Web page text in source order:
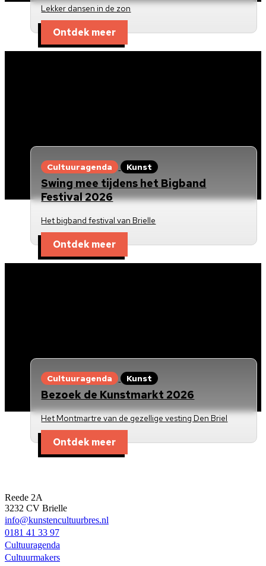
Lekker dansen in de zon
Ontdek meer
Cultuuragenda Kunst
Swing mee tijdens het Bigband
Festival 2026
Het bigband festival van Brielle
Ontdek meer
Cultuuragenda Kunst
Bezoek de Kunstmarkt 2026
Het Montmartre van de gezellige vesting Den Briel
Ontdek meer
Reede 2A
3232 CV Brielle
info@kunstencultuurbres.nl
0181 41 33 97
Cultuuragenda
Cultuurmakers